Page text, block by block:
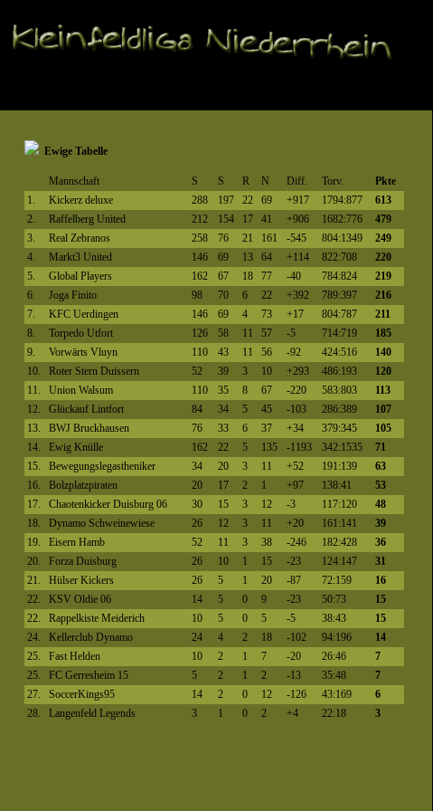
Ewige Tabelle
Mannschaft S S R N Diff. Torv.
Pkte
1.
Kickerz deluxe 288 197 22 69 +917 1794:877
613
2.
Raffelberg United 212 154 17 41 +906 1682:776
479
3.
Real Zebranos 258 76 21 161 -545 804:1349
249
4.
Markt3 United 146 69 13 64 +114 822:708
220
5.
Global Players 162 67 18 77 -40 784:824
219
6.
Joga Finito 98 70 6 22 +392 789:397
216
7.
KFC Uerdingen 146 69 4 73 +17 804:787
211
8.
Torpedo Utfort 126 58 11 57 -5 714:719
185
9.
Vorwärts Vluyn 110 43 11 56 -92 424:516
140
10.
Roter Stern Duissern 52 39 3 10 +293 486:193
120
11.
Union Walsum 110 35 8 67 -220 583:803
113
12.
Glückauf Lintfort 84 34 5 45 -103 286:389
107
13.
BWJ Bruckhausen 76 33 6 37 +34 379:345
105
14.
Ewig Knülle 162 22 5 135 -1193 342:1535
71
15.
Bewegungslegastheniker 34 20 3 11 +52 191:139
63
16.
Bolzplatzpiraten 20 17 2 1 +97 138:41
53
17.
Chaotenkicker Duisburg 06 30 15 3 12 -3 117:120
48
18.
Dynamo Schweinewiese 26 12 3 11 +20 161:141
39
19.
Eisern Hamb 52 11 3 38 -246 182:428
36
20.
Forza Duisburg 26 10 1 15 -23 124:147
31
21.
Hülser Kickers 26 5 1 20 -87 72:159
16
22.
KSV Oldie 06 14 5 0 9 -23 50:73
15
22.
Rappelkiste Meiderich 10 5 0 5 -5 38:43
15
24.
Kellerclub Dynamo 24 4 2 18 -102 94:196
14
25.
Fast Helden 10 2 1 7 -20 26:46
7
25.
FC Gerresheim 15 5 2 1 2 -13 35:48
7
27.
SoccerKings95 14 2 0 12 -126 43:169
6
28.
Langenfeld Legends 3 1 0 2 +4 22:18 3